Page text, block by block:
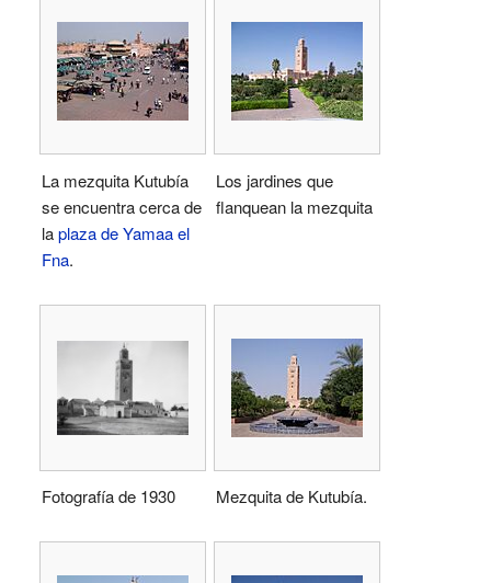
La mezquita Kutubía
se encuentra cerca de
laplaza de Yamaa el
Fna.
Los jardines que
flanquean la mezquita
Fotografía de 1930 Mezquita de Kutubía.